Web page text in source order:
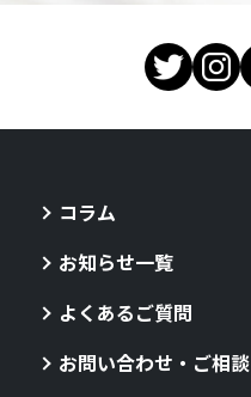
コラム
お知らせ一覧
よくあるご質問
お問い合わせ・ご相談